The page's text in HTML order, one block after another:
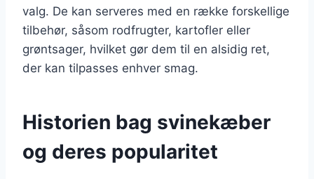
valg. De kan serveres med en række forskellige
tilbehør, såsom rodfrugter, kartofler eller
grøntsager, hvilket gør dem til en alsidig ret,
der kan tilpasses enhver smag.
Historien bag svinekæber
og deres popularitet